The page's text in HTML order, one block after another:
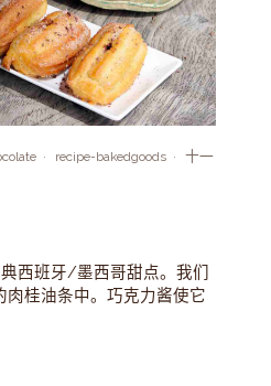
recipe-bakedgoods
十一
西班牙/墨西哥甜点。我们
桂油条中。巧克力酱使它